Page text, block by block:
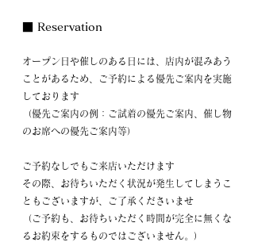
■ Reservation
オープン日や催しのある日には、店内が混みあう
ことがあるため、ご予約による優先ご案内を実施
しております
（優先ご案内の例：ご試着の優先ご案内、催し物
のお席への優先ご案内等）
ご予約なしでもご来店いただけます
その際、お待ちいただく状況が発生してしまうこ
ともございますが、ご了承くださいませ
（ご予約も、お待ちいただく時間が完全に無くな
るお約束をするものではございません。）